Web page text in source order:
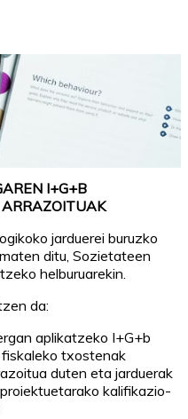
I+G+B
jarduerei buruzko
ditu, Sozietateen
helburuarekin.
da:
aplikatzeko I+G+b
txostenak
duten eta jarduerak
kalifikazio-